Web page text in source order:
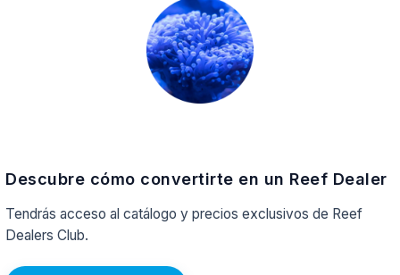
Descubre cómo convertirte en un Reef Dealer
Tendrás acceso al catálogo y precios exclusivos de Reef
Dealers Club.